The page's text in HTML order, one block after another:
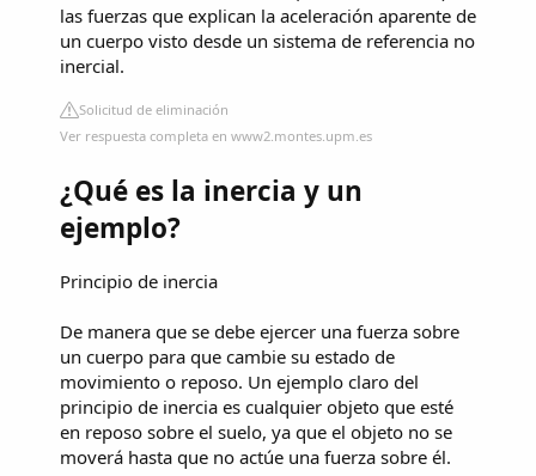
las fuerzas que explican la aceleración aparente de
un cuerpo visto desde un sistema de referencia no
inercial.
Solicitud de eliminación
Ver respuesta completa en www2.montes.upm.es
¿Qué es la inercia y un
ejemplo?
Principio de inercia
De manera que se debe ejercer una fuerza sobre
un cuerpo para que cambie su estado de
movimiento o reposo. Un ejemplo claro del
principio de inercia es cualquier objeto que esté
en reposo sobre el suelo, ya que el objeto no se
moverá hasta que no actúe una fuerza sobre él.